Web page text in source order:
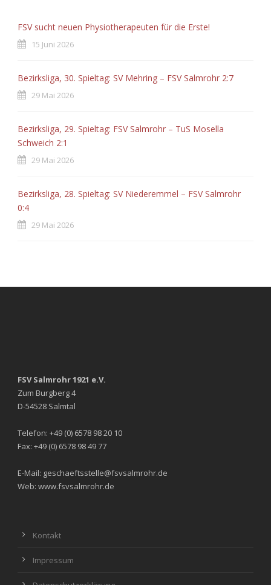
FSV sucht neuen Physiotherapeuten für die Erste!
15 Juni 2026
Bezirksliga, 30. Spieltag: SV Mehring – FSV Salmrohr 2:7
29 Mai 2026
Bezirksliga, 29. Spieltag: FSV Salmrohr – TuS Mosella
Schweich 2:1
29 Mai 2026
Bezirksliga, 28. Spieltag: SV Niederemmel – FSV Salmrohr
0:4
29 Mai 2026
FSV Salmrohr 1921 e.V.
Zum Burgberg 4
D-54528 Salmtal
Telefon: +49 (0) 6578 98 20 10
Fax: +49 (0) 6578 98 49 77
E-Mail: geschaeftsstelle@fsvsalmrohr.de
Web: www.fsvsalmrohr.de
Kontakt
Impressum